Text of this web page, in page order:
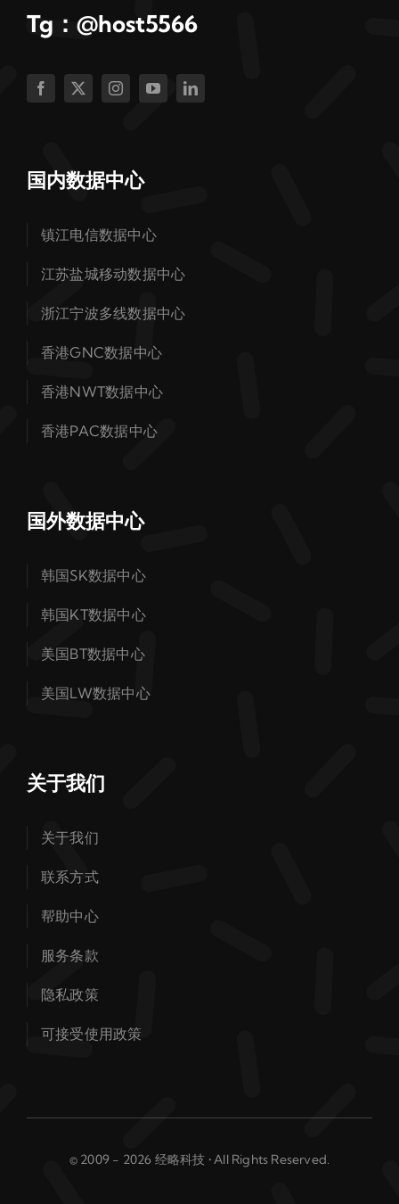
Tg：@host5566
国内数据中心
镇江电信数据中心
江苏盐城移动数据中心
浙江宁波多线数据中心
香港GNC数据中心
香港NWT数据中心
香港PAC数据中心
国外数据中心
韩国SK数据中心
韩国KT数据中心
美国BT数据中心
美国LW数据中心
关于我们
关于我们
联系方式
帮助中心
服务条款
隐私政策
可接受使用政策
© 2009 - 2026 经略科技 • All Rights Reserved.